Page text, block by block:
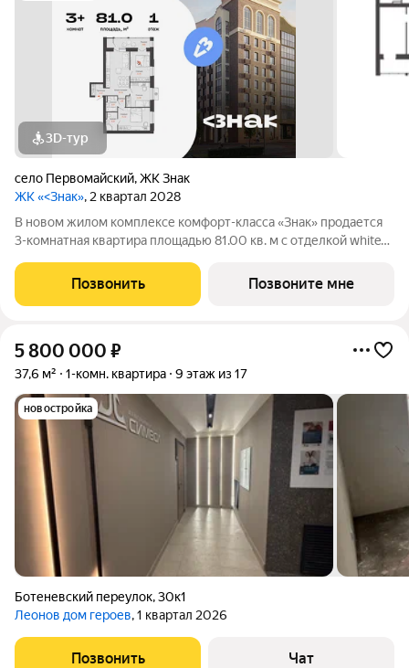
3D-тур
село Первомайский,ЖК Знак
ЖК «<Знак», 2 квартал 2028
В новом жилом комплексе комфорт-класса «Знак» продается
3-комнатная квартира площадью 81.00 кв. м с отделкой white
Девелопер проекта федеральный застройщик «Железно».
Позвонить Позвоните мне
5 800 000 ₽
37,6 м² 1-комн. квартира 9 этаж из 17
новостройка
Ботеневский переулок,30к1
Леонов дом героев, 1 квартал 2026
Позвонить Чат